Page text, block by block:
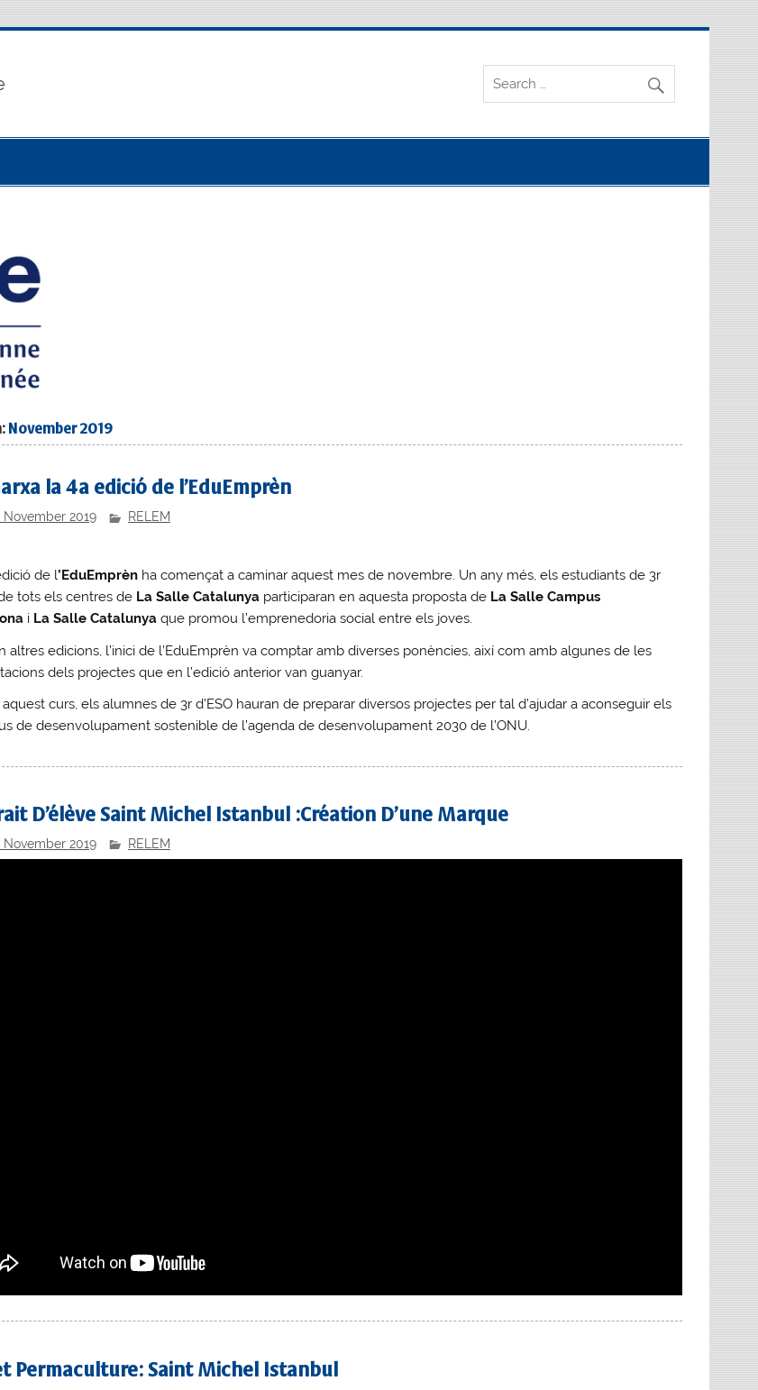
November 2019
la 4a edició de l’EduEmprèn
November 2019 RELEM
de l’EduEmprèn ha començat a caminar aquest mes de novembre. Un any més, els estudiants de 3r
de tots els centres de La Salle Catalunya participaran en aquesta proposta de La Salle Campus
i La Salle Catalunya que promou l’emprenedoria social entre els joves.
altres edicions, l’inici de l’EduEmprèn va comptar amb diverses ponències, així com amb algunes de les
dels projectes que en l’edició anterior van guanyar.
curs, els alumnes de 3r d’ESO hauran de preparar diversos projectes per tal d’ajudar a aconseguir els
de desenvolupament sostenible de l’agenda de desenvolupament 2030 de l’ONU.
D’élève Saint Michel Istanbul :Création D’une Marque
November 2019 RELEM
Permaculture: Saint Michel Istanbul